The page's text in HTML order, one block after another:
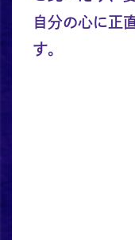
自分の心に正
す。